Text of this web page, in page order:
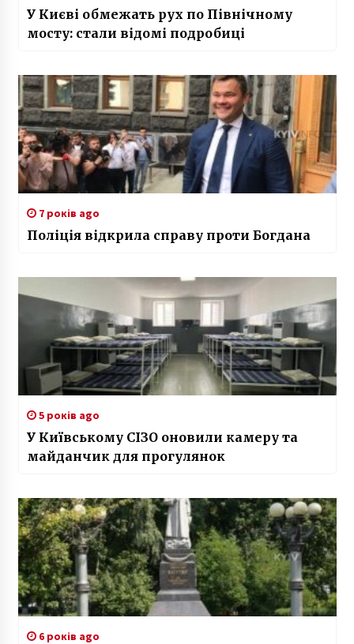
У Києві обмежать рух по Північному
мосту: стали відомі подробиці
7 років ago
Поліція відкрила справу проти Богдана
5 років ago
У Київському СІЗО оновили камеру та
майданчик для прогулянок
6 років ago